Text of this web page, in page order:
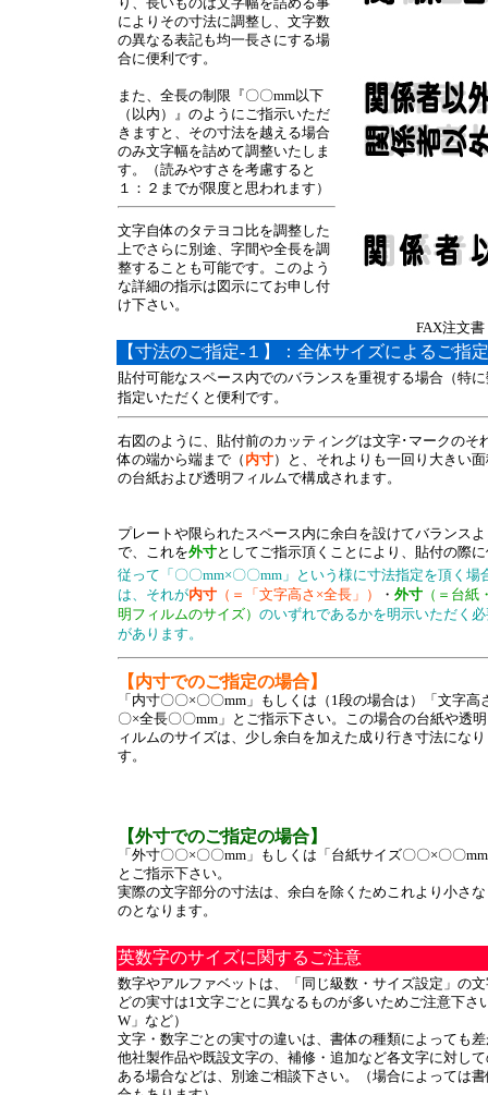
によりその寸法に調整し、文字数
の異なる表記も均一長さにする場
合に便利です。
また、全長の制限『〇〇mm以下
（以内）』のようにご指示いただ
きますと、その寸法を越える場合
のみ文字幅を詰めて調整いたしま
す。（読みやすさを考慮すると
１：２までが限度と思われます）
文字自体のタテヨコ比を調整した
上でさらに別途、字間や全長を調
整することも可能です。このよう
な詳細の指示は図示にてお申し付
け下さい。
FAX注文
【寸法のご指定-１】：全体サイズによるご指
貼付可能なスペース内でのバランスを重視する場合（特
指定いただくと便利です。
右図のように、貼付前のカッティングは文字･マークのそ
体の端から端まで（ 内寸）と、それよりも一回り大きい
の台紙および透明フィルムで構成されます。
プレートや限られたスペース内に余白を設けてバランス
で、これを外寸としてご指示頂くことにより、貼付の際
従って「〇〇mm×〇〇mm」という様に寸法指定を頂く場
は、それが内寸 （＝「文字高さ×全長」） ・ 外寸 （＝台紙
明フィルムのサイズ） のいずれであるかを明示いただく
があります。
【内寸でのご指定の場合】
「内寸〇〇×〇〇mm」もしくは（1段の場合は）「文字高
〇×全長〇〇mm」とご指示下さい。この場合の台紙や透
ィルムのサイズは、少し余白を加えた成り行き寸法にな
す。
【外寸でのご指定の場合】
「外寸〇〇×〇〇mm」もしくは「台紙サイズ〇〇×〇〇
とご指示下さい。
実際の文字部分の寸法は、余白を除くためこれより小さ
のとなります。
英数字のサイズに関するご注意
数字やアルファベットは、「同じ級数・サイズ設定」の
どの実寸は1文字ごとに異なるものが多いためご注意下さ
W」など）
文字・数字ごとの実寸の違いは、書体の種類によっても
他社製作品や既設文字の、補修・追加など各文字に対し
ある場合などは、別途ご相談下さい。（場合によっては